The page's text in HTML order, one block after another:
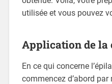
utilisée et vous pouvez
Application de
En ce qui concerne
commencez d’abord